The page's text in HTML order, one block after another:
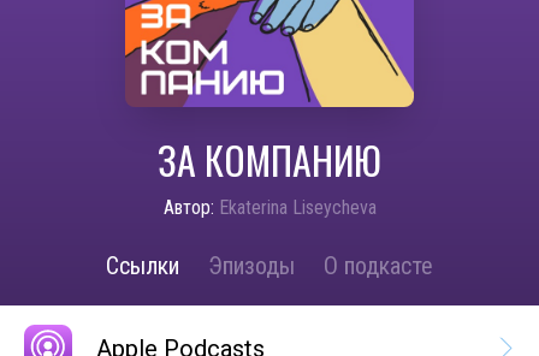
ЗА КОМПАНИЮ
Автор: Ekaterina Liseycheva
Ссылки Эпизоды О подкасте
Apple Podcasts